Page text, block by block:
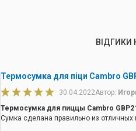
Термосумка для піци Cambro
30.04.2022Автор:
Термосумка для пиццы Cambro
Сумка сделана правильно из отличных